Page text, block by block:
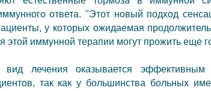
ответа. "Этот новый подход
у которых ожидаемая
этой иммунной терапии могут прожить еще
лечения оказывается
так как у большинства больных